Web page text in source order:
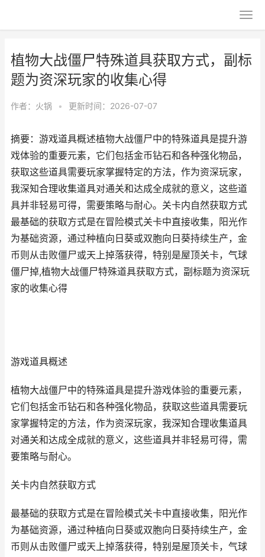
植物大战僵尸特殊道具获取方式，副标
题为资深玩家的收集心得
作者： 火锅 • 更新时间：2026-07-07
摘要：游戏道具概述植物大战僵尸中的特殊道具是提升游
戏体验的重要元素，它们包括金币钻石和各种强化物品，
获取这些道具需要玩家掌握特定的方法，作为资深玩家，
我深知合理收集道具对通关和达成全成就的意义，这些道
具并非轻易可得，需要策略与耐心。关卡内自然获取方式
最基础的获取方式是在冒险模式关卡中直接收集，阳光作
为基础资源，通过种植向日葵或双胞向日葵持续生产，金
币则从击败僵尸或天上掉落获得，特别是屋顶关卡，气球
僵尸掉,植物大战僵尸特殊道具获取方式，副标题为资深玩
家的收集心得
游戏道具概述
植物大战僵尸中的特殊道具是提升游戏体验的重要元素，
它们包括金币钻石和各种强化物品，获取这些道具需要玩
家掌握特定的方法，作为资深玩家，我深知合理收集道具
对通关和达成全成就的意义，这些道具并非轻易可得，需
要策略与耐心。
关卡内自然获取方式
最基础的获取方式是在冒险模式关卡中直接收集，阳光作
为基础资源，通过种植向日葵或双胞向日葵持续生产，金
币则从击败僵尸或天上掉落获得，特别是屋顶关卡，气球